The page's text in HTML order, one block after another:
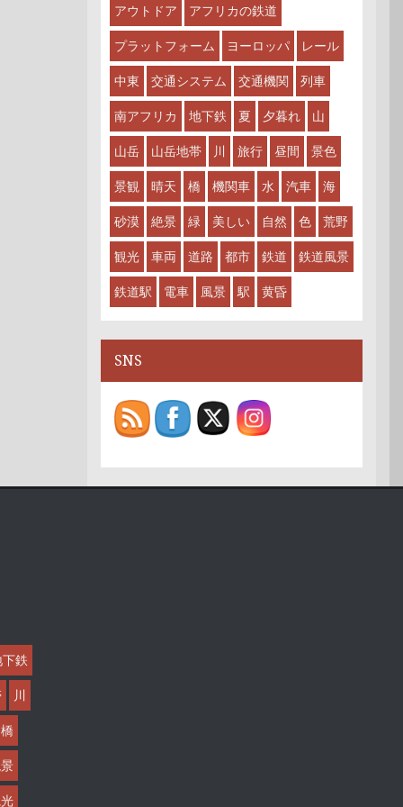
アウトドア アフリカの鉄道
プラットフォーム ヨーロッパ レール
中東 交通システム 交通機関 列車
南アフリカ 地下鉄 夏 夕暮れ 山
山岳 山岳地帯 川 旅行 昼間 景色
景観 晴天 橋 機関車 水 汽車 海
砂漠 絶景 緑 美しい 自然 色 荒野
観光 車両 道路 都市 鉄道 鉄道風景
鉄道駅 電車 風景 駅 黄昏
SNS
鉄
川
橋